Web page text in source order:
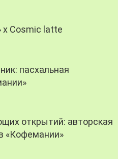
х Cosmic latte
пасхальная
открытий: авторская
«Кофемании»